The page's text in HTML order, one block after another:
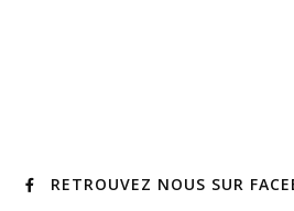
RETROUVEZ NOUS SUR